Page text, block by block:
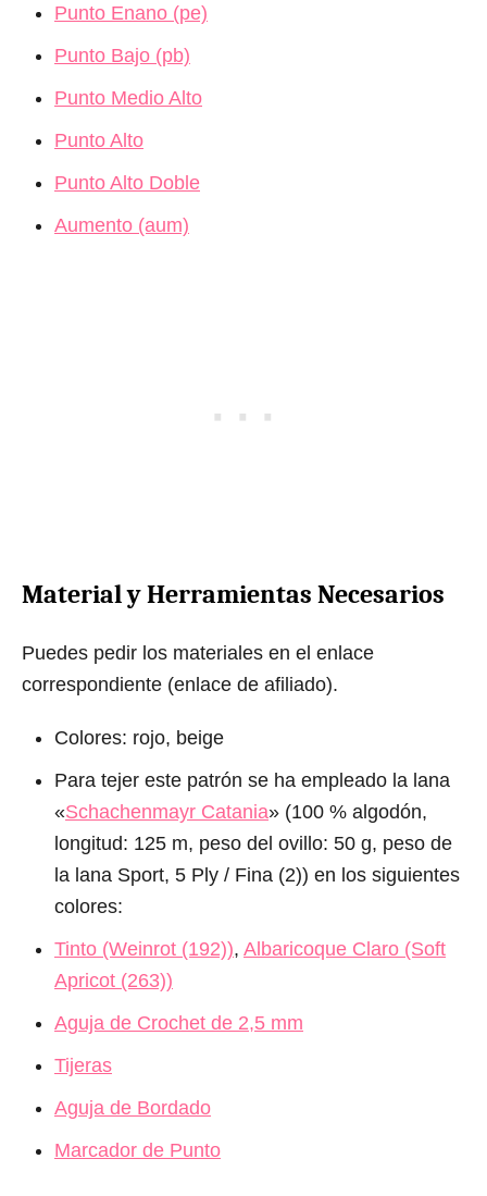
Punto Enano (pe)
Punto Bajo (pb)
Punto Medio Alto
Punto Alto
Punto Alto Doble
Aumento (aum)
Material y Herramientas Necesarios
Puedes pedir los materiales en el enlace
correspondiente (enlace de afiliado).
Colores: rojo, beige
Para tejer este patrón se ha empleado la lana
«Schachenmayr Catania» (100 % algodón,
longitud: 125 m, peso del ovillo: 50 g, peso de
la lana Sport, 5 Ply / Fina (2)) en los siguientes
colores:
Tinto (Weinrot (192)), Albaricoque Claro (Soft
Apricot (263))
Aguja de Crochet de 2,5 mm
Tijeras
Aguja de Bordado
Marcador de Punto